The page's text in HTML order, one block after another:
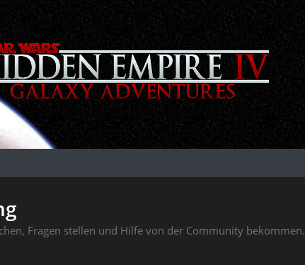
Fragen stellen und Hilfe von der Community bekommen.